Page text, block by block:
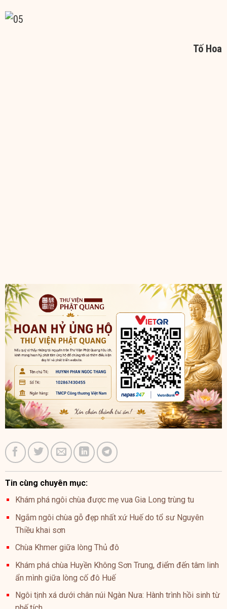
Tố Hoa
Tin cùng chuyên mục:
Khám phá ngôi chùa được mẹ vua Gia Long trùng tu
Ngắm ngôi chùa gỗ đẹp nhất xứ Huế do tổ sư Nguyên
Thiều khai sơn
Chùa Khmer giữa lòng Thủ đô
Khám phá chùa Huyền Không Sơn Trung, điểm đến tâm linh
ẩn mình giữa lòng cố đô Huế
Ngôi tịnh xá dưới chân núi Ngàn Nưa: Hành trình hồi sinh từ